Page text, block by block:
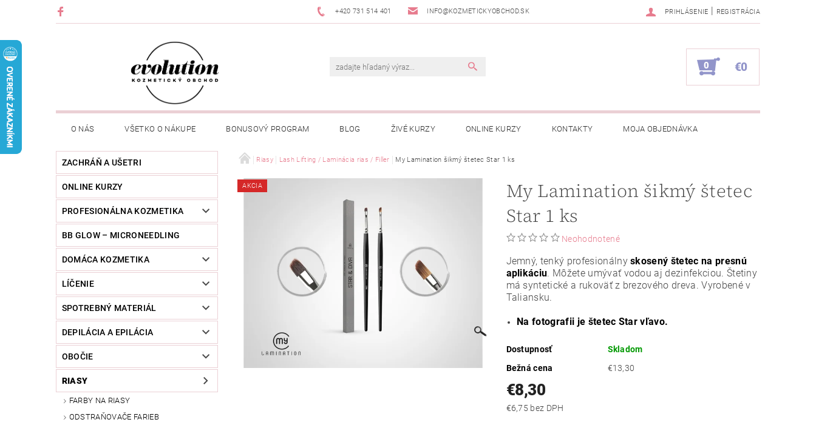
+420 731 514 401 INFO@KOZMETICKYOBCHOD.SK PRIHLÁSENIE | REGISTRÁCIA
0 €0
O NÁS VŠETKO O NÁKUPE BONUSOVÝ PROGRAM BLOG ŽIVÉ KURZY ONLINE KURZY KONTAKTY MOJA OBJEDNÁVKA
ZACHRÁŇ A UŠETRI
ONLINE KURZY
PROFESIONÁLNA KOZMETIKA
BB GLOW – MICRONEEDLING
DOMÁCA KOZMETIKA
LÍČENIE
SPOTREBNÝ MATERIÁL
DEPILÁCIA A EPILÁCIA
OBOČIE
RIASY
FARBY NA RIASY
ODSTRAŇOVAČE FARIEB
Riasy Lash Lifting / Laminácia rias / Filler My Lamination šikmý štetec Star 1 ks
AKCIA
My Lamination šikmý štetec
Star 1 ks
Neohodnotené
Jemný, tenký profesionálnyskosený štetec na presnú
aplikáciu. Môžete umývať vodou aj dezinfekciou. Štetiny
má syntetické a rukoväť z brezového dreva. Vyrobené v
Taliansku.
Na fotografii je štetec Star vľavo.
Dostupnosť
Skladom
Bežná cena
€13,30
€8,30
€6,75 bez DPH